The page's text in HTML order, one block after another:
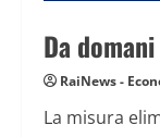
Da
RaiNews -
La misura